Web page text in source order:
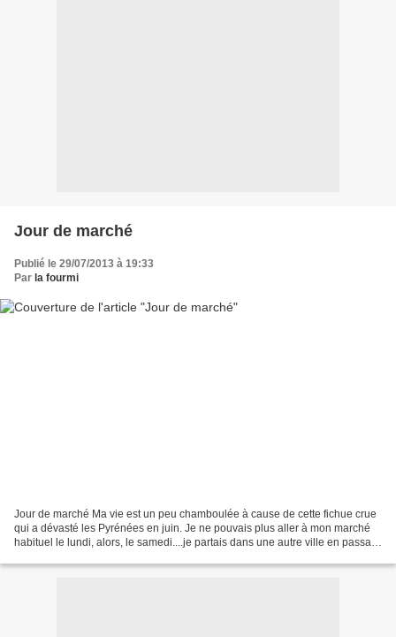
Jour de marché
Publié le 29/07/2013 à 19:33
Par la fourmi
Jour de marché Ma vie est un peu chamboulée à cause de cette fichue crue
qui a dévasté les Pyrénées en juin. Je ne pouvais plus aller à mon marché
habituel le lundi, alors, le samedi....je partais dans une autre ville en passant